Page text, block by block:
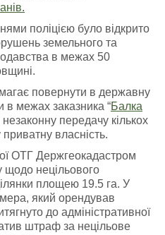
поліцією було відкрито
земельного та
в межах 50
повернути в державну
в межах заказника “Балка
передачу кількох
власність.
ОТГ Держгеокадастром
щодо нецільового
площею 19.5 га. У
який орендував
до адміністративної
штраф за нецільове